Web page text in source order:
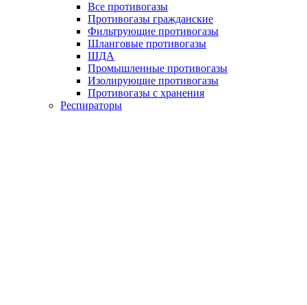
Все противогазы
Противогазы гражданские
Фильтрующие противогазы
Шланговые противогазы
ШДА
Промышленные противогазы
Изолирующие противогазы
Противогазы с хранения
Респираторы